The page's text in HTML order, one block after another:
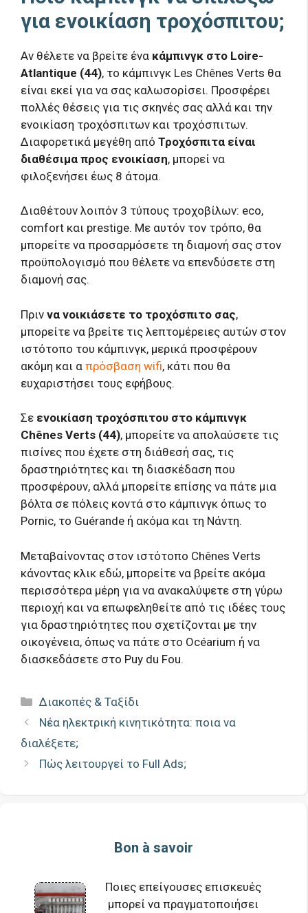
για ενοικίαση τροχόσπιτου;
Αν θέλετε να βρείτε ένα κάμπινγκ στο Loire-
Atlantique (44), το κάμπινγκ Les Chênes Verts θα
είναι εκεί για να σας καλωσορίσει. Προσφέρει
πολλές θέσεις για τις σκηνές σας αλλά και την
ενοικίαση τροχόσπιτων και τροχόσπιτων.
Διαφορετικά μεγέθη από Τροχόσπιτα είναι
διαθέσιμα προς ενοικίαση, μπορεί να
φιλοξενήσει έως 8 άτομα.
Διαθέτουν λοιπόν 3 τύπους τροχοβίλων: eco,
comfort και prestige. Με αυτόν τον τρόπο, θα
μπορείτε να προσαρμόσετε τη διαμονή σας στον
προϋπολογισμό που θέλετε να επενδύσετε στη
διαμονή σας.
Πριν να νοικιάσετε το τροχόσπιτο σας,
μπορείτε να βρείτε τις λεπτομέρειες αυτών στον
ιστότοπο του κάμπινγκ, μερικά προσφέρουν
ακόμη και α πρόσβαση wifi, κάτι που θα
ευχαριστήσει τους εφήβους.
Σε ενοικίαση τροχόσπιτου στο κάμπινγκ
Chênes Verts (44), μπορείτε να απολαύσετε τις
πισίνες που έχετε στη διάθεσή σας, τις
δραστηριότητες και τη διασκέδαση που
προσφέρουν, αλλά μπορείτε επίσης να πάτε μια
βόλτα σε πόλεις κοντά στο κάμπινγκ όπως το
Pornic, το Guérande ή ακόμα και τη Νάντη.
Μεταβαίνοντας στον ιστότοπο Chênes Verts
κάνοντας κλικ εδώ, μπορείτε να βρείτε ακόμα
περισσότερα μέρη για να ανακαλύψετε στη γύρω
περιοχή και να επωφεληθείτε από τις ιδέες τους
για δραστηριότητες που σχετίζονται με την
οικογένεια, όπως να πάτε στο Océarium ή να
διασκεδάσετε στο Puy du Fou.
Κατηγορίες
Διακοπές & Ταξίδι
Νέα ηλεκτρική κινητικότητα: ποια να
διαλέξετε;
Πώς λειτουργεί το Full Ads;
Bon à savoir
Ποιες επείγουσες επισκευές
μπορεί να πραγματοποιήσει